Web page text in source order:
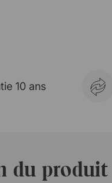
10 ans
du produit